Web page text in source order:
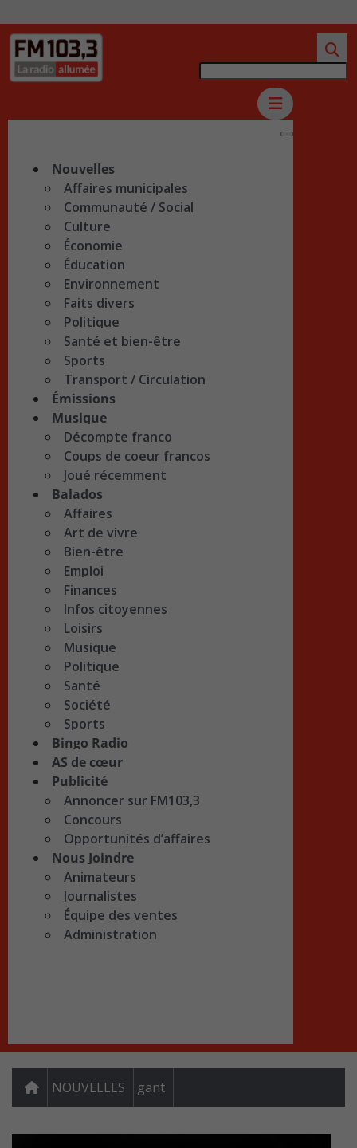
Nouvelles
Affaires municipales
Communauté / Social
Culture
Économie
Éducation
Environnement
Faits divers
Politique
Santé et bien-être
Sports
Transport / Circulation
Émissions
Musique
Décompte franco
Coups de coeur francos
Joué récemment
Balados
Affaires
Art de vivre
Bien-être
Emploi
Finances
Infos citoyennes
Loisirs
Musique
Politique
Santé
Société
Sports
Bingo Radio
AS de cœur
Publicité
Annoncer sur FM103,3
Concours
Opportunités d’affaires
Nous Joindre
Animateurs
Journalistes
Équipe des ventes
Administration
NOUVELLES gant